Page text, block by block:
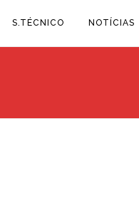
S.TÉCNICO NOTÍCIAS